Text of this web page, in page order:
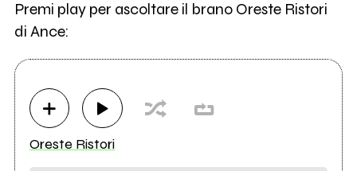
Premi play per ascoltare il brano Oreste Ristori
di Ance:
Oreste Ristori